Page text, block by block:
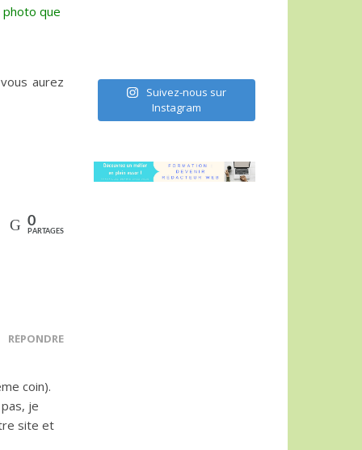
photo que
aurez
0
PARTAGES
RÉPONDRE
coin).
je
site et
Suivez-nous sur
Instagram